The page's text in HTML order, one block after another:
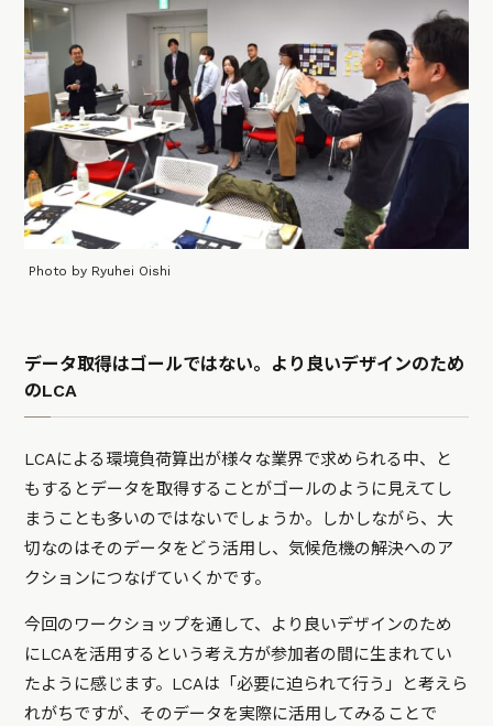
Photo by Ryuhei Oishi
データ取得はゴールではない。より良いデザインのため
のLCA
LCAによる環境負荷算出が様々な業界で求められる中、と
もするとデータを取得することがゴールのように見えてし
まうことも多いのではないでしょうか。しかしながら、大
切なのはそのデータをどう活用し、気候危機の解決へのア
クションにつなげていくかです。
今回のワークショップを通して、より良いデザインのため
にLCAを活用するという考え方が参加者の間に生まれてい
たように感じます。LCAは「必要に迫られて行う」と考えら
れがちですが、そのデータを実際に活用してみることで